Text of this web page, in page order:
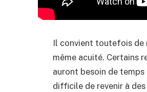
Il convient toutefois de
même acuité. Certains
auront besoin de temps
difficile de revenir à